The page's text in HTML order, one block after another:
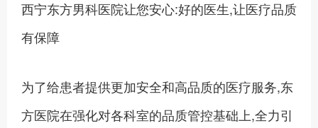
西宁东方男科医院让您安心:好的医生,让医疗品质
有保障
为了给患者提供更加安全和高品质的医疗服务,东
方医院在强化对各科室的品质管控基础上,全力引